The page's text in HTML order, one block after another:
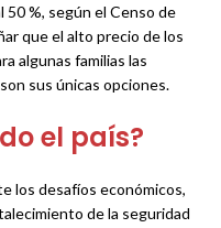
50 %, según el Censo de
que el alto precio de los
algunas familias las
sus únicas opciones.
el país?
los desafíos económicos,
de la seguridad